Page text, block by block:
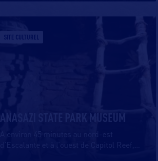
SITE CULTUREL
ANASAZI STATE PARK MUSEUM
A environ 45 minutes au nord-est
d’Escalante et à l’ouest de Capitol Reef,